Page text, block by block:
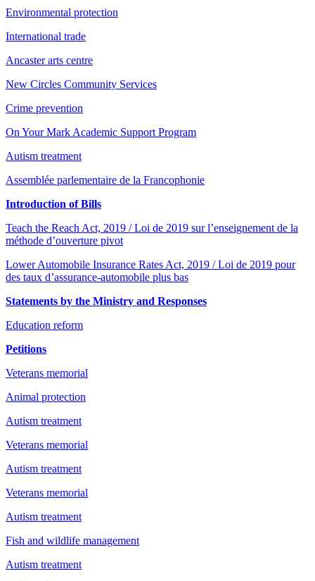
Environmental protection
International trade
Ancaster arts centre
New Circles Community Services
Crime prevention
On Your Mark Academic Support Program
Autism treatment
Assemblée parlementaire de la Francophonie
Introduction of Bills
Teach the Reach Act, 2019 / Loi de 2019 sur l’enseignement de la
méthode d’ouverture pivot
Lower Automobile Insurance Rates Act, 2019 / Loi de 2019 pour
des taux d’assurance-automobile plus bas
Statements by the Ministry and Responses
Education reform
Petitions
Veterans memorial
Animal protection
Autism treatment
Veterans memorial
Autism treatment
Veterans memorial
Autism treatment
Fish and wildlife management
Autism treatment